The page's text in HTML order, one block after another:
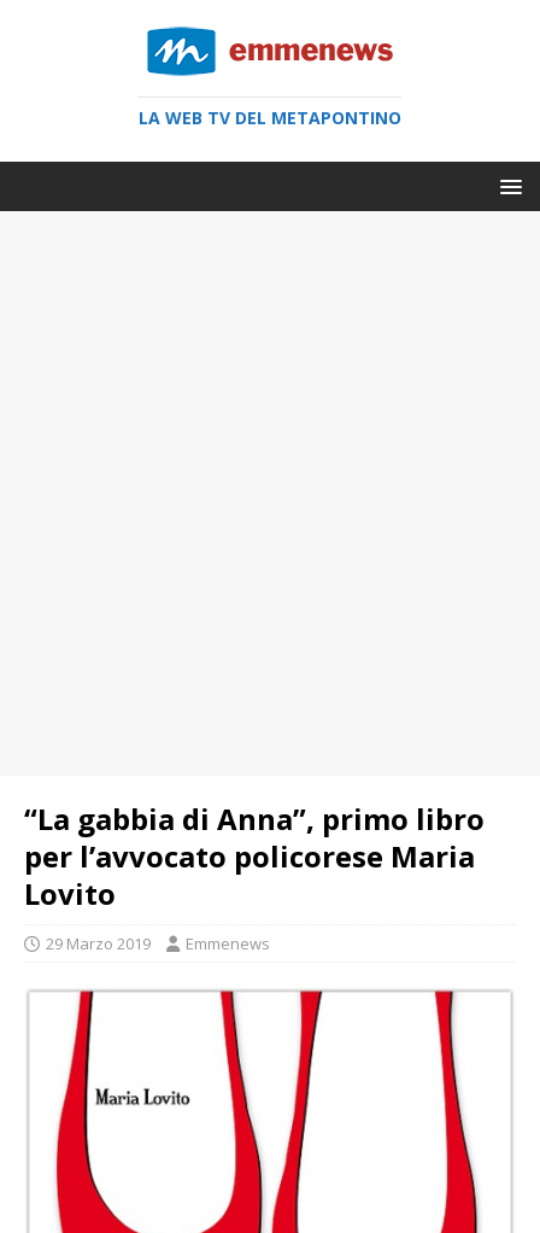
LA WEB TV DEL METAPONTINO
“La gabbia di Anna”, primo libro
per l’avvocato policorese Maria
Lovito
29 Marzo 2019 Emmenews